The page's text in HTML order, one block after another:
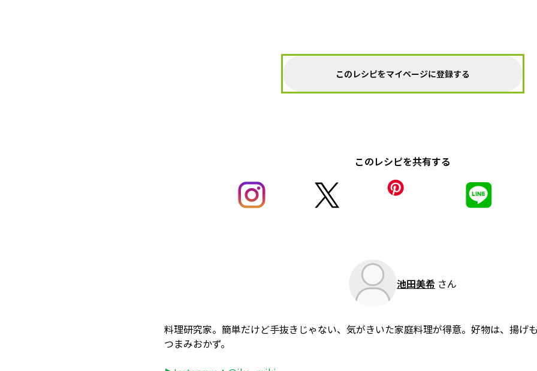
このレシピをマイページに登録する
このレシピを共有する
池田美希 さん
料理研究家。簡単だけど手抜きじゃない、気がきいた家庭料理が得意。好物は、揚げ
つまみおかず。